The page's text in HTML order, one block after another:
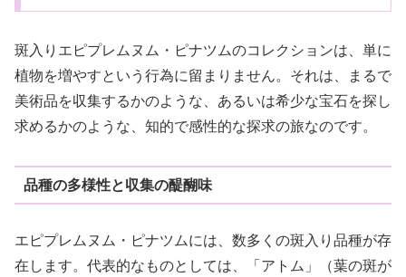
斑入りエピプレムヌム・ピナツムのコレクションは、単に
植物を増やすという行為に留まりません。それは、まるで
美術品を収集するかのような、あるいは希少な宝石を探し
求めるかのような、知的で感性的な探求の旅なのです。
品種の多様性と収集の醍醐味
エピプレムヌム・ピナツムには、数多くの斑入り品種が存
在します。代表的なものとしては、「アトム」（葉の斑が